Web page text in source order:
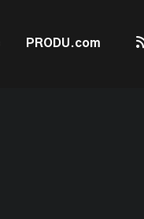
PRODU.com